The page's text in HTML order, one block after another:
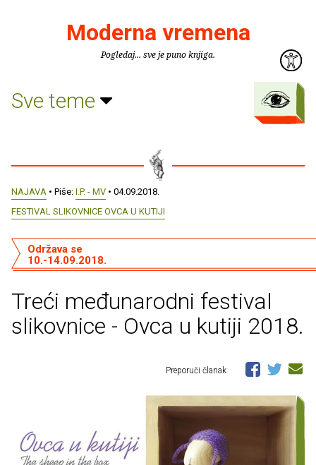
Moderna vremena
Pogledaj... sve je puno knjiga.
Sve teme
NAJAVA • Piše: I.P. - MV • 04.09.2018.
FESTIVAL SLIKOVNICE OVCA U KUTIJI
Treći međunarodni festival
slikovnice - Ovca u kutiji 2018.
Održava se
10.-14.09.2018.
Preporuči članak